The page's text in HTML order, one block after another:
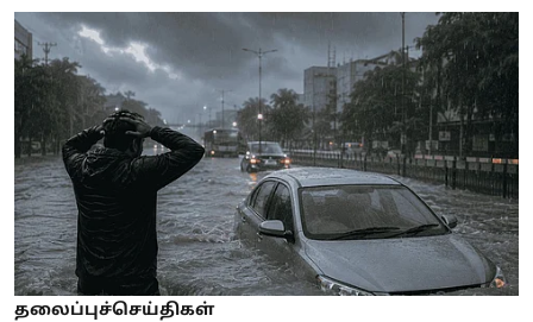
தலைப்புச்செய்திகள்